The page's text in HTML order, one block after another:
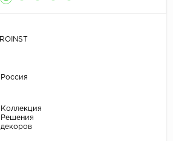
ROINST
Россия
Коллекция
Решения
декоров